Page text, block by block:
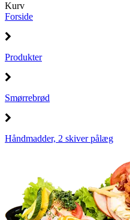
Kurv
Forside
Produkter
Smørrebrød
Håndmadder, 2 skiver pålæg